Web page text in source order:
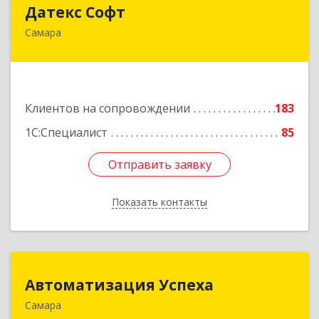
Датекс Софт
Самара
Клиентов на сопровождении
183
1С:Специалист
85
Отправить заявку
Показать контакты
443070, Самарская обл, Самара г, Партизанская
Отправить заявку
Назад
Автоматизация Успеха
Самара